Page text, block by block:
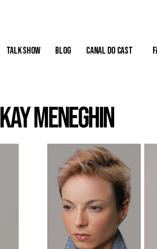
Talk Show Blog Canal do Cast
Meneghin